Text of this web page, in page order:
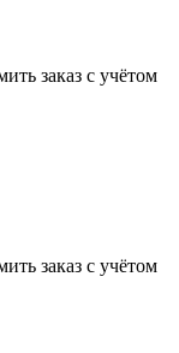
заказ с учётом
заказ с учётом